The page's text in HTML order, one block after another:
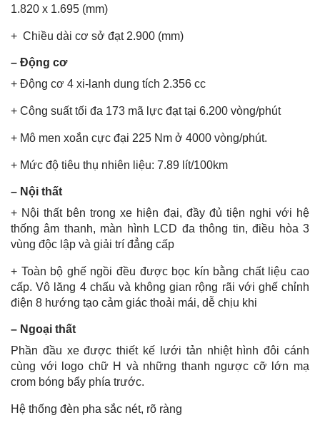
1.820 x 1.695 (mm)
+ Chiều dài cơ sở đạt 2.900 (mm)
– Động cơ
+ Động cơ 4 xi-lanh dung tích 2.356 cc
+ Công suất tối đa 173 mã lực đạt tại 6.200 vòng/phút
+ Mô men xoắn cực đại 225 Nm ở 4000 vòng/phút.
+ Mức độ tiêu thụ nhiên liệu: 7.89 lít/100km
– Nội thất
+ Nội thất bên trong xe hiện đại, đầy đủ tiện nghi với hệ
thống âm thanh, màn hình LCD đa thông tin, điều hòa 3
vùng độc lập và giải trí đẳng cấp
+ Toàn bộ ghế ngồi đều được bọc kín bằng chất liệu cao
cấp. Vô lăng 4 chấu và không gian rộng rãi với ghế chỉnh
điện 8 hướng tạo cảm giác thoải mái, dễ chịu khi
– Ngoại thất
Phần đầu xe được thiết kế lưới tản nhiệt hình đôi cánh
cùng với logo chữ H và những thanh ngược cỡ lớn mạ
crom bóng bẩy phía trước.
Hệ thống đèn pha sắc nét, rõ ràng